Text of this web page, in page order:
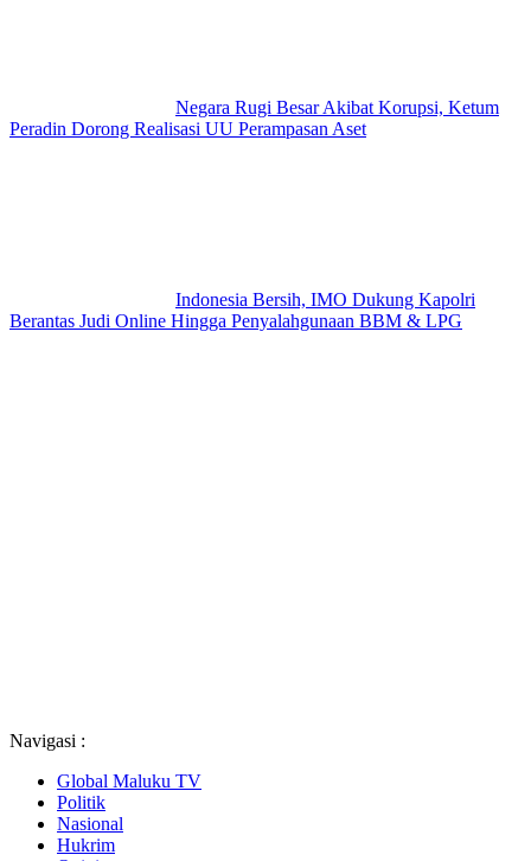
Negara Rugi Besar Akibat Korupsi, Ketum
Peradin Dorong Realisasi UU Perampasan Aset
Indonesia Bersih, IMO Dukung Kapolri
Berantas Judi Online Hingga Penyalahgunaan BBM & LPG
Navigasi :
Global Maluku TV
Politik
Nasional
Hukrim